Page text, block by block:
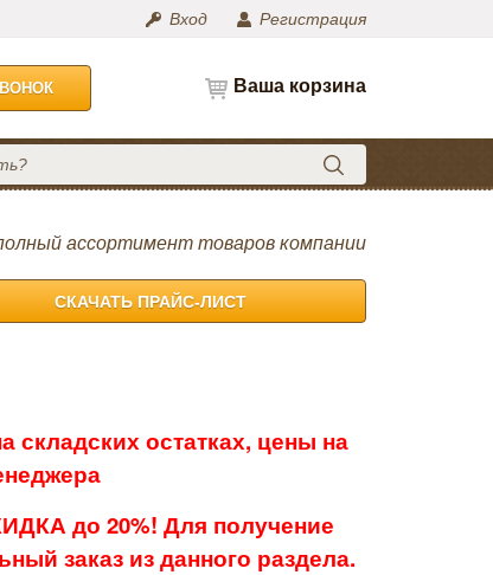
Вход Регистрация
Ваша корзина
ассортимент товаров компании
СКАЧАТЬ ПРАЙС-ЛИСТ
остатках, цены на
до 20%! Для получение
заказ из данного раздела.